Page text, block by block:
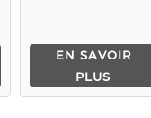
EN SAVOIR
PLUS